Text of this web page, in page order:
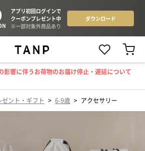
影響に伴うお荷物のお届け停止・遅延について
ント・ギフト > 6-9歳 > アクセサリー